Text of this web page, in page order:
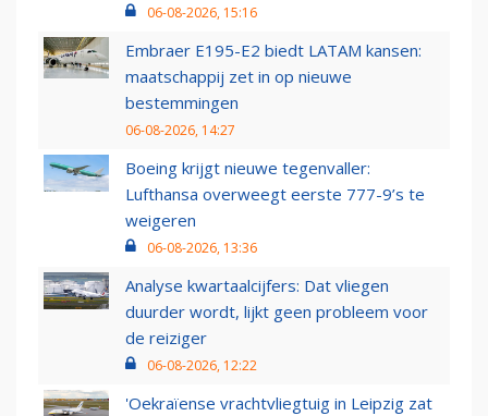
06-08-2026, 15:16
Embraer E195-E2 biedt LATAM kansen:
maatschappij zet in op nieuwe
bestemmingen
06-08-2026, 14:27
Boeing krijgt nieuwe tegenvaller:
Lufthansa overweegt eerste 777-9’s te
weigeren
06-08-2026, 13:36
Analyse kwartaalcijfers: Dat vliegen
duurder wordt, lijkt geen probleem voor
de reiziger
06-08-2026, 12:22
'Oekraïense vrachtvliegtuig in Leipzig zat